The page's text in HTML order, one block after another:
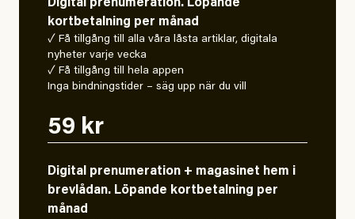
Digital prenumeration. Löpande
kortbetalning per månad
✓ Få tillgång till alla våra låsta artiklar, digitala
nyheter varje vecka
✓ Få tillgång till hela appen
Inga bindningstider – säg upp när du vill
59 kr
Digital prenumeration + magasinet hem i
brevlådan. Löpande kortbetalning per
månad